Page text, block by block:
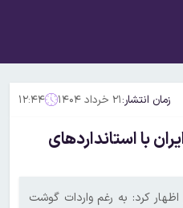
زمان انتشار:۲۱ خرداد ۱۴۰۴ ۱۲:۴۴
با استانداردهای
کرد: به رغم واردات گوشت